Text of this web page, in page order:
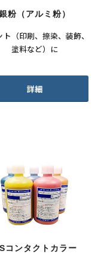
粉（アルミ粉）
ト（印刷、捺染、装飾、
塗料など）に
詳細
コンタクトカラー